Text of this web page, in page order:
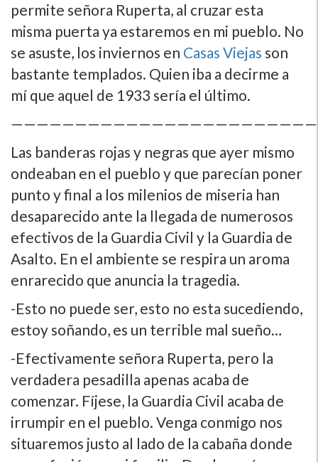
permite señora Ruperta, al cruzar esta
misma puerta ya estaremos en mi pueblo. No
se asuste, los inviernos en Casas Viejas son
bastante templados. Quien iba a decirme a
mí­ que aquel de 1933 serí­a el último.
Las banderas rojas y negras que ayer mismo
ondeaban en el pueblo y que parecí­an poner
punto y final a los milenios de miseria han
desaparecido ante la llegada de numerosos
efectivos de la Guardia Civil y la Guardia de
Asalto. En el ambiente se respira un aroma
enrarecido que anuncia la tragedia.
-Esto no puede ser, esto no esta sucediendo,
estoy soñando, es un terrible mal sueño…
-Efectivamente señora Ruperta, pero la
verdadera pesadilla apenas acaba de
comenzar. Fí­jese, la Guardia Civil acaba de
irrumpir en el pueblo. Venga conmigo nos
situaremos justo al lado de la cabaña donde